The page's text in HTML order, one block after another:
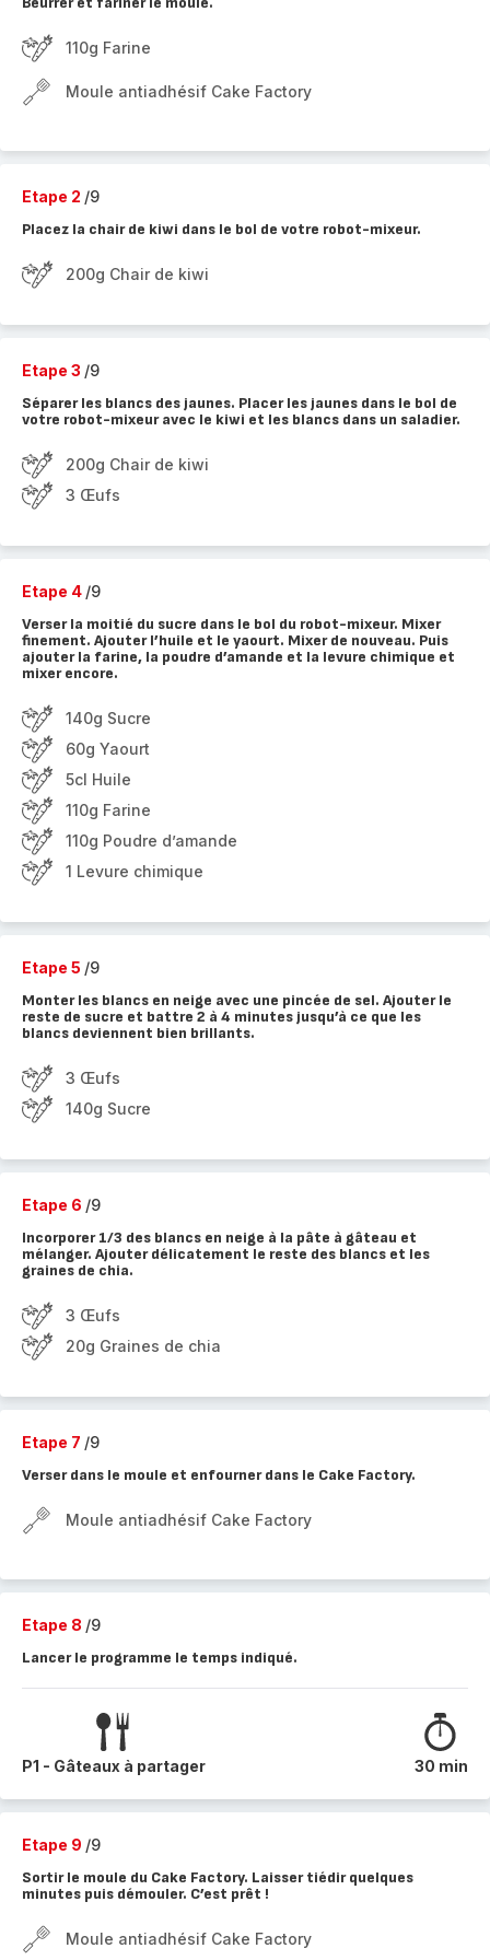
110g Farine
Moule antiadhésif Cake Factory
Etape 2 /9
Placez la chair de kiwi dans le bol de votre robot-mixeur.
200g Chair de kiwi
Etape 3 /9
Séparer les blancs des jaunes. Placer les jaunes dans le bol de
votre robot-mixeur avec le kiwi et les blancs dans un saladier.
200g Chair de kiwi
3 Œufs
Etape 4 /9
Verser la moitié du sucre dans le bol du robot-mixeur. Mixer
finement. Ajouter l’huile et le yaourt. Mixer de nouveau. Puis
ajouter la farine, la poudre d’amande et la levure chimique et
mixer encore.
140g Sucre
60g Yaourt
5cl Huile
110g Farine
110g Poudre d’amande
1 Levure chimique
Etape 5 /9
Monter les blancs en neige avec une pincée de sel. Ajouter le
reste de sucre et battre 2 à 4 minutes jusqu’à ce que les
blancs deviennent bien brillants.
3 Œufs
140g Sucre
Etape 6 /9
Incorporer 1/3 des blancs en neige à la pâte à gâteau et
mélanger. Ajouter délicatement le reste des blancs et les
graines de chia.
3 Œufs
20g Graines de chia
Etape 7 /9
Verser dans le moule et enfourner dans le Cake Factory.
Moule antiadhésif Cake Factory
Etape 8 /9
Lancer le programme le temps indiqué.
P1 - Gâteaux à partager 30 min
Etape 9 /9
Sortir le moule du Cake Factory. Laisser tiédir quelques
minutes puis démouler. C’est prêt !
Moule antiadhésif Cake Factory